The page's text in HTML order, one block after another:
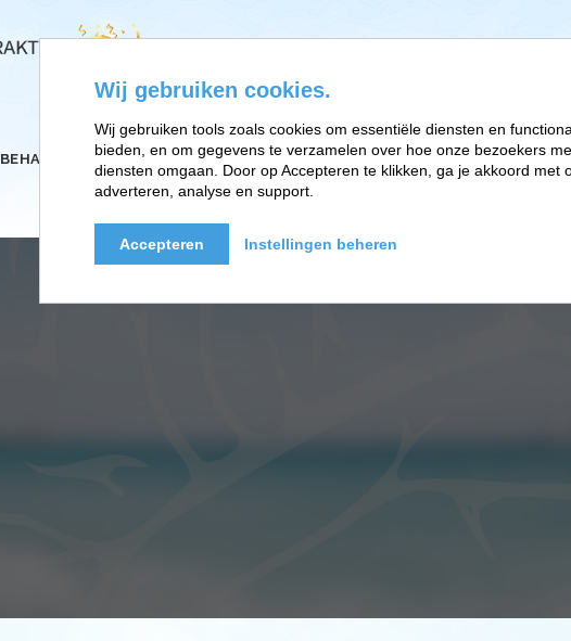
BEHANDELINGEN EFT-RELATIETHERAPIE BRAINWORK EN
Wij gebruiken cookies.
Wij gebruiken tools zoals cookies om essentiële diensten en
bieden, en om gegevens te verzamelen over hoe onze bezoekers
diensten omgaan. Door op Accepteren te klikken, ga je akkoord met
adverteren, analyse en support.
Accepteren Instellingen beheren